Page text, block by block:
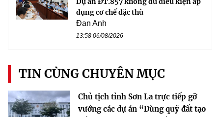
dụng cơ chế đặc thù
Đan Anh
13:58 06/08/2026
TIN CÙNG CHUYÊN MỤC
Chủ tịch tỉnh Sơn La trực tiếp gỡ
vướng các dự án “Dùng quỹ đất tạo